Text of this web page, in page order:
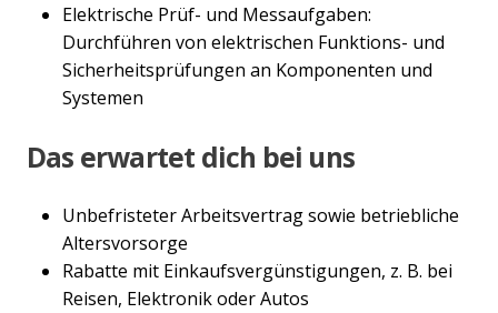
Elektrische Prüf- und Messaufgaben:
Durchführen von elektrischen Funktions- und
Sicherheitsprüfungen an Komponenten und
Systemen
Das erwartet dich bei uns
Unbefristeter Arbeitsvertrag sowie betriebliche
Altersvorsorge
Rabatte mit Einkaufsvergünstigungen, z. B. bei
Reisen, Elektronik oder Autos